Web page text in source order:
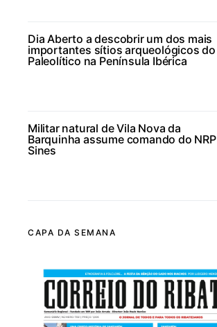
Dia Aberto a descobrir um dos mais
importantes sítios arqueológicos do
Paleolítico na Península Ibérica
Militar natural de Vila Nova da
Barquinha assume comando do NRP
Sines
CAPA DA SEMANA